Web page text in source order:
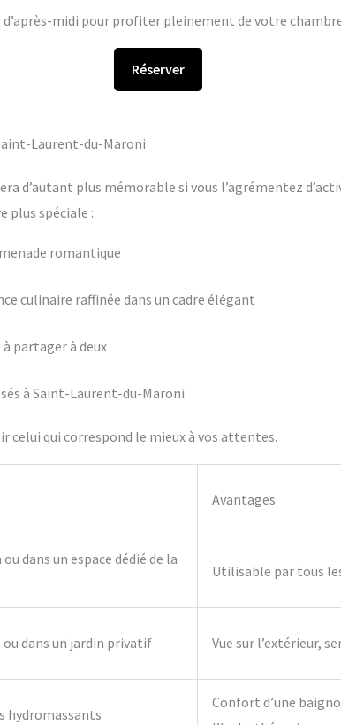
d’après-midi pour profiter pleinement de votre
Réserver
Laurent-du-Maroni
d’autant plus mémorable si vous l’agrémentez
plus spéciale :
romantique
culinaire raffinée dans un cadre élégant
partager à deux
à Saint-Laurent-du-Maroni
celui qui correspond le mieux à vos attentes.
Avantages
dans un espace dédié de la
Utilisable par tous
dans un jardin privatif Vue sur l’extérieur,
hydromassants
Confort d’une